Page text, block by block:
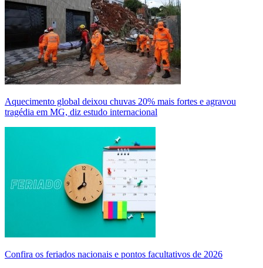
Aquecimento global deixou chuvas 20% mais fortes e agravou
tragédia em MG, diz estudo internacional
Confira os feriados nacionais e pontos facultativos de 2026